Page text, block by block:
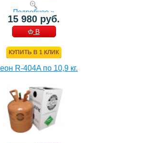
Подробнее »
15 980 руб.
В
КУПИТЬ В 1 КЛИК
R-404A по 10,9 кг.